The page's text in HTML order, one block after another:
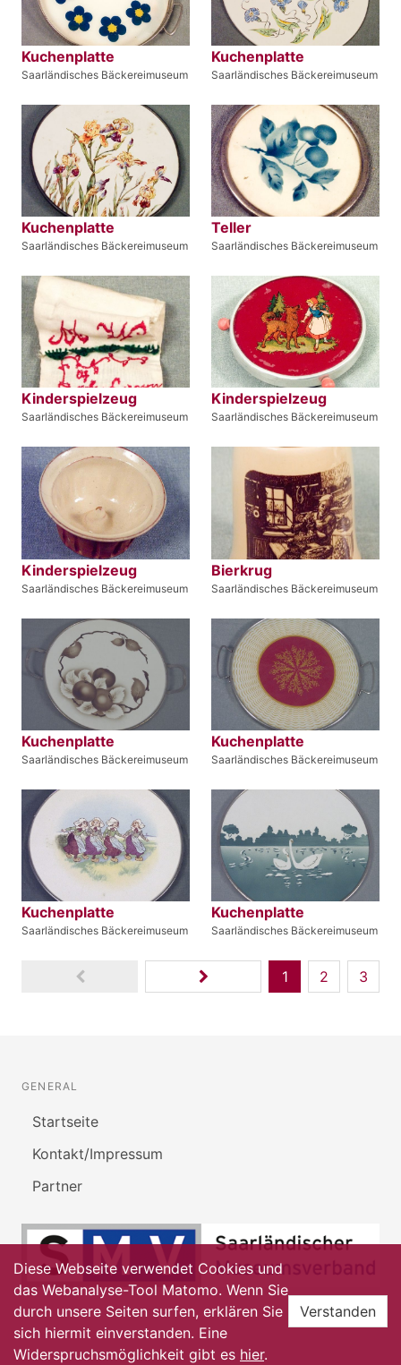
Kuchenplatte
Saarländisches Bäckereimuseum
Kuchenplatte
Saarländisches Bäckereimuseum
Kuchenplatte
Saarländisches Bäckereimuseum
Teller
Saarländisches Bäckereimuseum
Kinderspielzeug
Saarländisches Bäckereimuseum
Kinderspielzeug
Saarländisches Bäckereimuseum
Kinderspielzeug
Saarländisches Bäckereimuseum
Bierkrug
Saarländisches Bäckereimuseum
Kuchenplatte
Saarländisches Bäckereimuseum
Kuchenplatte
Saarländisches Bäckereimuseum
Kuchenplatte
Saarländisches Bäckereimuseum
Kuchenplatte
Saarländisches Bäckereimuseum
1 2 3
GENERAL
Startseite
Kontakt/Impressum
Partner
Diese Webseite verwendet Cookies und
das Webanalyse-Tool Matomo. Wenn Sie
durch unsere Seiten surfen, erklären Sie
sich hiermit einverstanden. Eine
Widerspruchsmöglichkeit gibt es hier.
Verstanden